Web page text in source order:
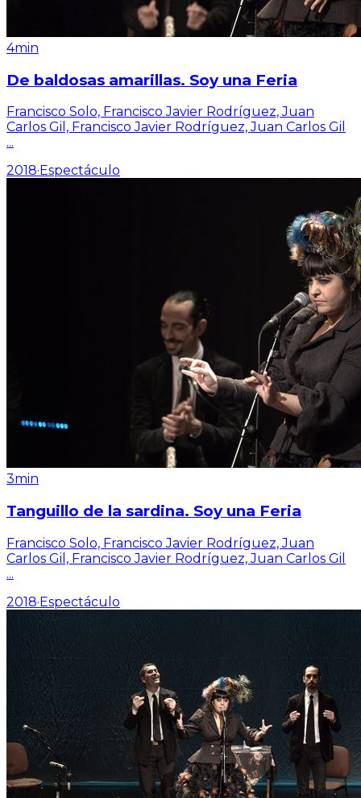
4min
De baldosas amarillas. Soy una Feria
Francisco Solo, Francisco Javier Rodríguez, Juan
Carlos Gil, Francisco Javier Rodríguez, Juan Carlos Gil
...
2018· Espectáculo
3min
Tanguillo de la sardina. Soy una Feria
Francisco Solo, Francisco Javier Rodríguez, Juan
Carlos Gil, Francisco Javier Rodríguez, Juan Carlos Gil
...
2018·Espectáculo